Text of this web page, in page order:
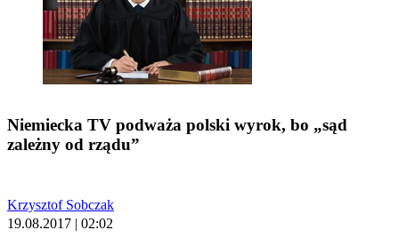
Niemiecka TV podważa polski wyrok, bo „sąd
zależny od rządu”
Krzysztof Sobczak
19.08.2017 | 02:02